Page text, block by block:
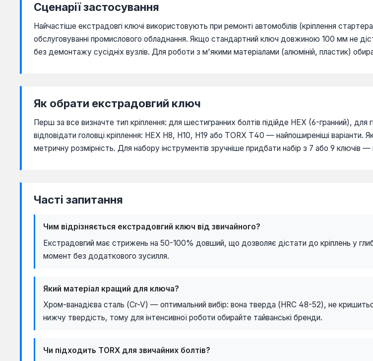
Сценарії застосування
Найчастіше екстрадовгі ключі використовують при ремонті автомобілів (кріплення
обслуговуванні промислового обладнання. Якщо стандартний ключ довжиною 100 мм не
без демонтажу сусідніх вузлів. Для роботи з м'якими матеріалами (алюміній, пластик)
Як обрати екстрадовгий ключ
Перш за все визначте тип кріплення: для шестигранних болтів підійде HEX (6-гранний),
відповідати головці кріплення: HEX Н8, Н10, Н19 або TORX Т40 — найпоширеніші
метричну розмірність. Для набору інструментів зручніше придбати набір з 7 або 9 ключів
Часті запитання
Чим відрізняється екстрадовгий ключ від звичайного?
Екстрадовгий має стрижень на 50-100% довший, що дозволяє дістати до кріплень у
момент без додаткового зусилля.
Який матеріал кращий для ключа?
Хром-ванадієва сталь (Cr-V) — оптимальний вибір: вона тверда (HRC 48-52), не
нижчу твердість, тому для інтенсивної роботи обирайте тайванські бренди.
Чи підходить TORX для звичайних болтів?